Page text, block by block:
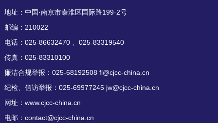
地址：中国·南京市秦淮区国际路199-2号
邮编：210022
电话：025-86632470 、025-83319540
传真：025-83310100
廉洁合规举报：025-68192508 fl@cjcc-china.cn
纪检、信访举报：025-69977245 jw@cjcc-china.cn
网址：www.cjcc-china.cn
电邮：contact@cjcc-china.cn